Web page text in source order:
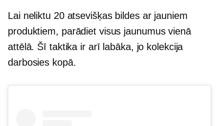
Lai neliktu 20 atsevišķas bildes ar jauniem
produktiem, parādiet visus jaunumus vienā
attēlā. Šī taktika ir arī labāka, jo kolekcija
darbosies kopā.